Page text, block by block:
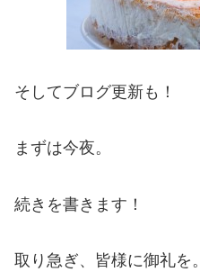
そしてブログ更新も！
まずは今夜。
続きを書きます！
取り急ぎ、皆様に御礼を。